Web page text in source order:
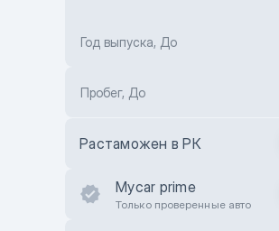
Год выпуска, До
Пробег, До
Растаможен в РК
Mycar prime
Только проверенные авто